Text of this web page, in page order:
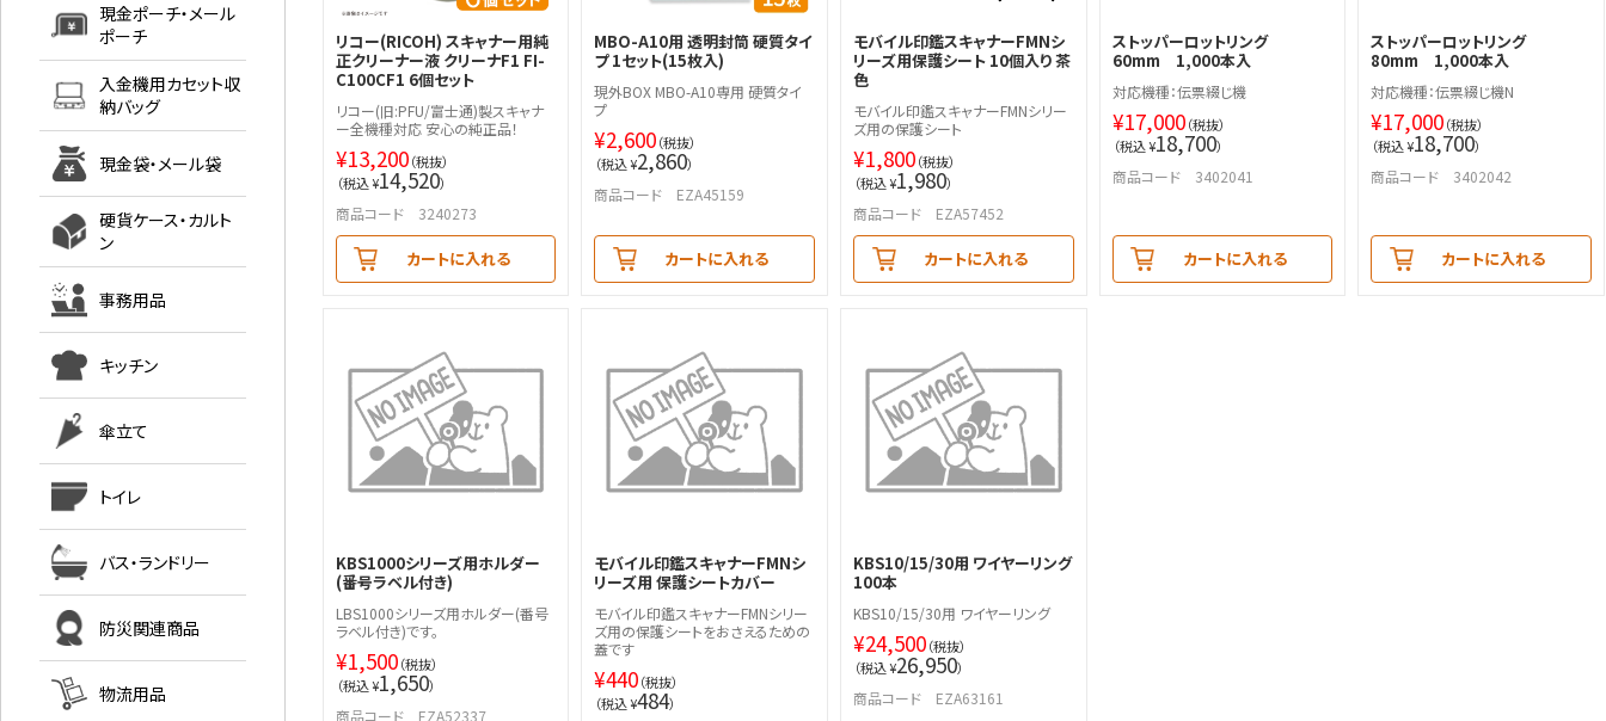
現金ポーチ・メール
ポーチ
入金機用カセット収
納バッグ
現金袋・メール袋
硬貨ケース・カルト
ン
事務用品
キッチン
傘立て
トイレ
バス・ランドリー
防災関連商品
物流用品
リコー(RICOH) スキャナー用純
正クリーナー液 クリーナF1 FI-
C100CF1 6個セット
リコー(旧:PFU/富士通)製スキャナ
ー全機種対応 安心の純正品！
¥13,200（税抜）
（税込 ¥14,520）
商品コード 3240273
カートに入れる
MBO-A10用 透明封筒 硬質タイ
プ 1セット(15枚入)
現外BOX MBO-A10専用 硬質タイ
プ
¥2,600（税抜）
（税込 ¥2,860）
商品コード EZA45159
カートに入れる
モバイル印鑑スキャナーFMNシ
リーズ用保護シート 10個入り 茶
色
モバイル印鑑スキャナーFMNシリー
ズ用の保護シート
¥1,800（税抜）
（税込 ¥1,980）
商品コード EZA57452
カートに入れる
ストッパーロットリング
60mm 1,000本入
対応機種：伝票綴じ機
¥17,000（税抜）
（税込 ¥18,700）
商品コード 3402041
カートに入れる
ストッパーロットリング
80mm 1,000本入
対応機種：伝票綴じ機N
¥17,000（税抜）
（税込 ¥18,700）
商品コード 3402042
カートに入れる
KBS1000シリーズ用ホルダー
(番号ラベル付き)
LBS1000シリーズ用ホルダー(番号
ラベル付き)です。
¥1,500（税抜）
（税込 ¥1,650）
商品コード EZA52337
モバイル印鑑スキャナーFMNシ
リーズ用 保護シートカバー
モバイル印鑑スキャナーFMNシリー
ズ用の保護シートをおさえるための
蓋です
¥440（税抜）
（税込 ¥484）
KBS10/15/30用 ワイヤーリング
100本
KBS10/15/30用 ワイヤーリング
¥24,500（税抜）
（税込 ¥26,950）
商品コード EZA63161